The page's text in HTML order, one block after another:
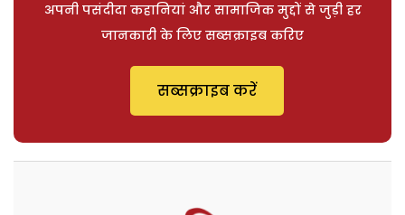
अपनी पसंदीदा कहानियां और सामाजिक मुद्दों से जुड़ी हर
जानकारी के लिए सब्सक्राइब करिए
सब्सक्राइब करें